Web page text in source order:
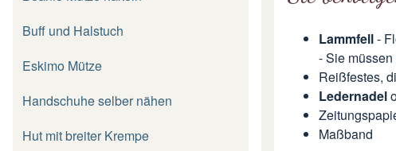
Buff und Halstuch
Eskimo Mütze
Handschuhe selber nähen
Hut mit breiter Krempe
Lammfell-
- Sie
Reißfestes,
Ledernadel
Maßband